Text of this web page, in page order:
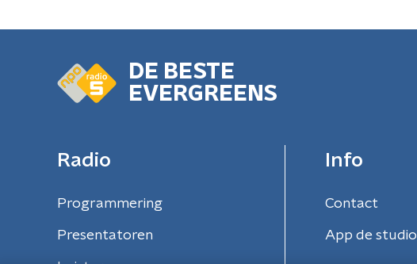
DE BESTE
EVERGREENS
Radio
Programmering
Presentatoren
Info
Contact
App de studio